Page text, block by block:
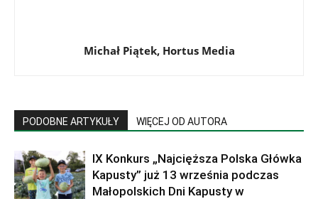
Michał Piątek, Hortus Media
PODOBNE ARTYKUŁY WIĘCEJ OD AUTORA
IX Konkurs „Najcięższa Polska Główka
Kapusty” już 13 września podczas
Małopolskich Dni Kapusty w